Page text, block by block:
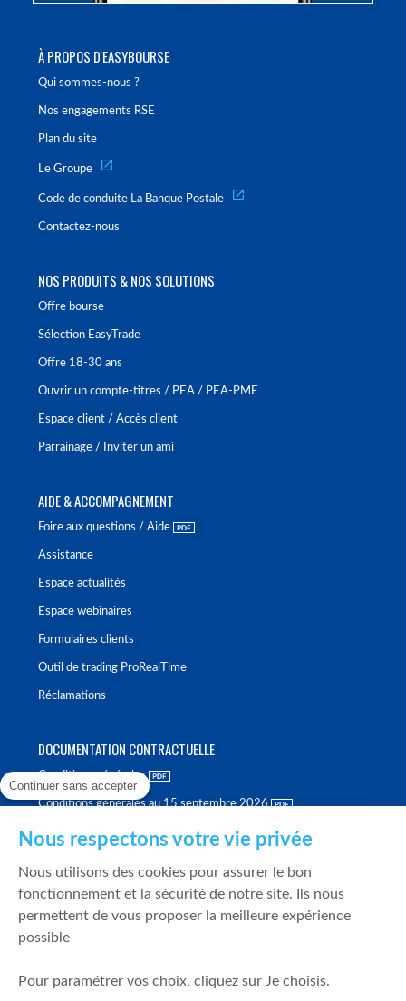
À PROPOS D'EASYBOURSE
Qui sommes-nous ?
Nos engagements RSE
Plan du site
Le Groupe
Code de conduite La Banque Postale
Contactez-nous
NOS PRODUITS & NOS SOLUTIONS
Offre bourse
Sélection EasyTrade
Offre 18-30 ans
Ouvrir un compte-titres / PEA / PEA-PME
Espace client / Accès client
Parrainage / Inviter un ami
AIDE & ACCOMPAGNEMENT
Foire aux questions / Aide
Assistance
Espace actualités
Espace webinaires
Formulaires clients
Outil de trading ProRealTime
Réclamations
DOCUMENTATION CONTRACTUELLE
Conditions générales
Conditions générales au 15 septembre 2026
Politique de meilleure sélection
Politique de durabilité
Fonds de garantie des dépôts et de résolution
Continuer sans accepter
Nous respectons votre vie privée
Nous utilisons des cookies pour assurer le bon
fonctionnement et la sécurité de notre site. Ils nous
permettent de vous proposer la meilleure expérience
possible
Pour paramétrer vos choix, cliquez sur Je choisis.